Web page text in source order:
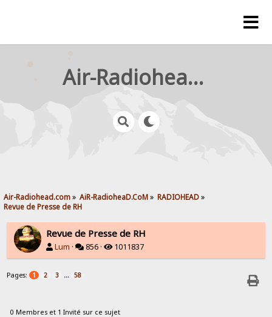
Air-Radiohead.com
Air-Radiohead.com» AiR-RadioheaD.CoM» RADIOHEAD»
Revue de Presse de RH
Revue de Presse de RH
Lum · 856 · 1011837
Pages: 1 2 3 ... 58
0 Membres et 1 Invité sur ce sujet